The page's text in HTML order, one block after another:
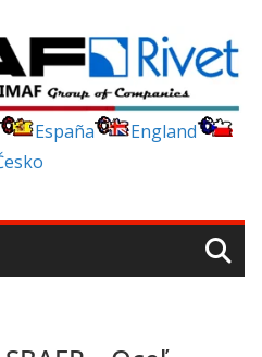
España
England